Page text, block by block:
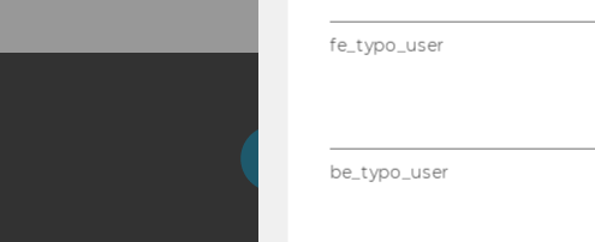
fe_typo_user
be_typo_user